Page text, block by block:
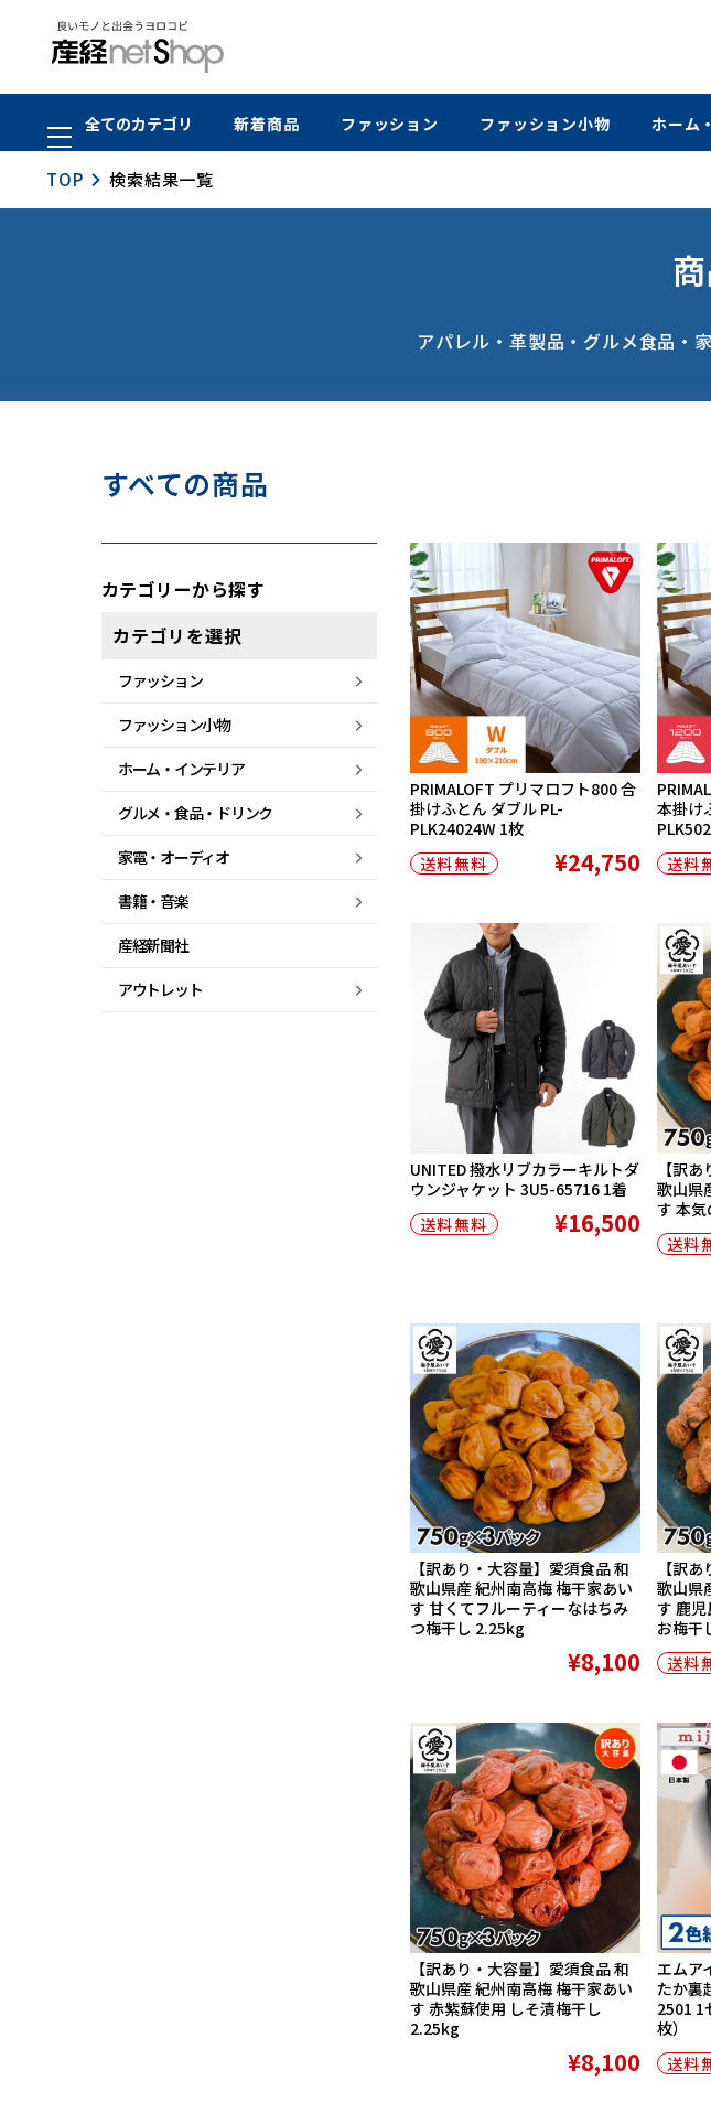
全てのカテゴリ 新着商品 ファッション ファッション小物 ホーム
TOP 検索結果一覧
アパレル・革製品・グルメ食品・
すべての商品
カテゴリーから探す
カテゴリを選択
ファッション
ファッション小物
ホーム・ インテリア
グルメ・ 食品・ ドリンク
家電・ オーディオ
書籍・音楽
産経新聞社
アウトレット
PRIMALOFT プリマロフト800 合
掛けふとん ダブル PL-
PLK24024W 1枚
送料無料
¥24,750
本掛け
送料
UNITED 撥水リブカラーキルトダ
ウンジャケット 3U5-65716 1着
送料無料
¥16,500
【訳
歌山県
す 本
送料
【訳あり・大容量】愛須食品 和
歌山県産 紀州南高梅 梅干家あい
す 甘くてフルーティーなはちみ
つ梅干し 2.25kg
¥8,100
【訳
歌山県
す 鹿
お梅干
送料
【訳あり・大容量】愛須食品 和
歌山県産 紀州南高梅 梅干家あい
す 赤紫蘇使用 しそ漬梅干し
2.25kg
¥8,100
エムア
たか裏
2501
枚）
送料